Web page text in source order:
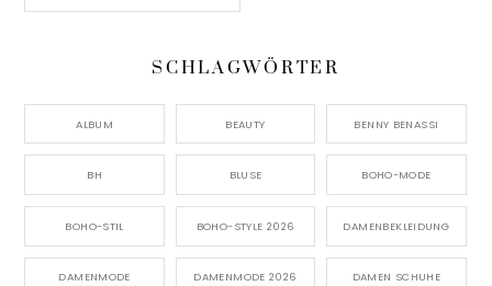
SCHLAGWÖRTER
ALBUM BEAUTY BENNY BENASSI
BH BLUSE BOHO-MODE
BOHO-STIL BOHO-STYLE 2026 DAMENBEKLEIDUNG
DAMENMODE DAMENMODE 2026 DAMEN SCHUHE